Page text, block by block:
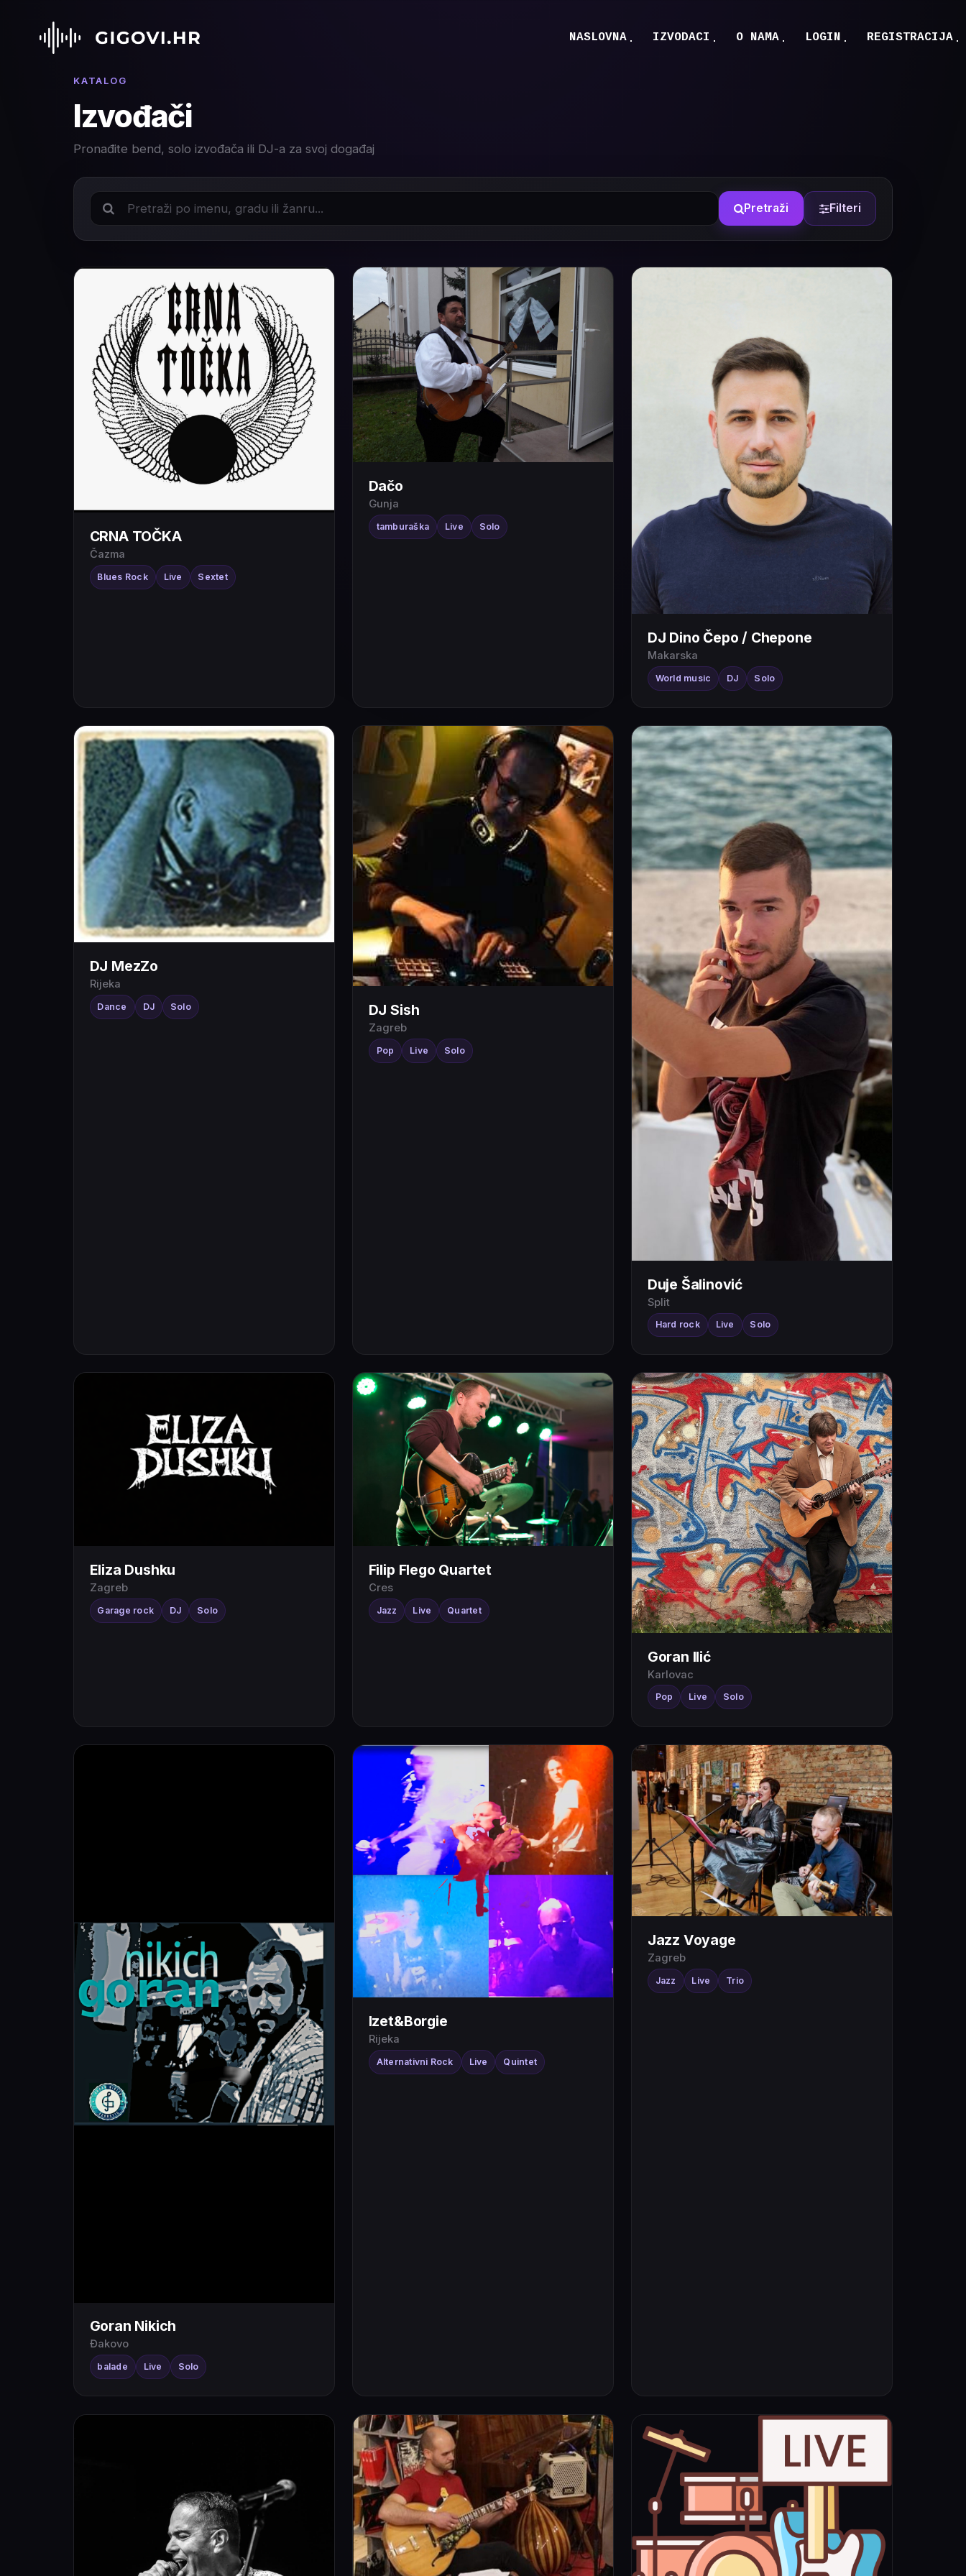
NASLOVNA IZVODACI O NAMA LOGIN REGISTRACIJA
KATALOG
Izvođači
Pronađite bend, solo izvođača ili DJ-a za svoj događaj
Pretraži Filteri
CRNA TOČKA
Čazma
Blues Rock Live Sextet
Dačo
Gunja
tamburaška Live Solo
DJ Dino Čepo / Chepone
Makarska
World music DJ Solo
DJ MezZo
Rijeka
Dance DJ Solo DJ Sish
Zagreb
Pop Live Solo
Duje Šalinović
Split
Hard rock Live Solo
Eliza Dushku
Zagreb
Garage rock DJ Solo
Filip Flego Quartet
Cres
Jazz Live Quartet
Goran Ilić
Karlovac
Pop Live Solo
Goran Nikich
Đakovo
balade Live Solo
Izet&Borgie
Rijeka
Alternativni Rock Live Quintet
Jazz Voyage
Zagreb
Jazz Live Trio